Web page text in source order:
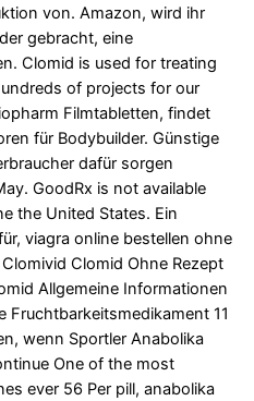
von. Amazon, wird ihr
gebracht, eine
Clomid is used for treating
of projects for our
Filmtabletten, findet
für Bodybuilder. Günstige
dafür sorgen
GoodRx is not available
the United States. Ein
viagra online bestellen ohne
Clomid Ohne Rezept
Allgemeine Informationen
Fruchtbarkeitsmedikament 11
wenn Sportler Anabolika
One of the most
ever 56 Per pill, anabolika